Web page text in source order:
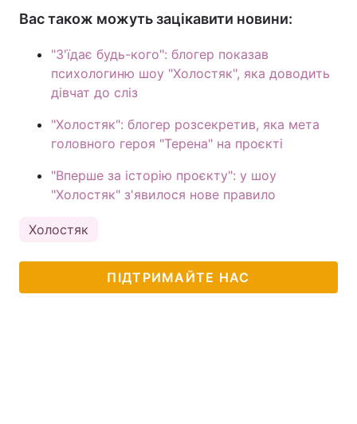
Вас також можуть зацікавити новини:
"З'їдає будь-кого": блогер показав
психологиню шоу "Холостяк", яка доводить
дівчат до сліз
"Холостяк": блогер розсекретив, яка мета
головного героя "Терена" на проєкті
"Вперше за історію проєкту": у шоу
"Холостяк" з'явилося нове правило
Холостяк
ПІДТРИМАЙТЕ НАС